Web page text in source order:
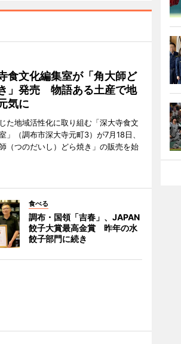
食文化編集室が「角大師ど
」発売 物語ある土産で地
気に
た地域活性化に取り組む「深大寺食文
」（調布市深大寺元町3）が7月18日、
師（つのだいし）どら焼き」の販売を始
食べる
調布・国領「吉春」、JAPAN
餃子大賞最高金賞 昨年の水
餃子部門に続き